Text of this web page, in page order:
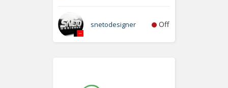
snetodesigner Off